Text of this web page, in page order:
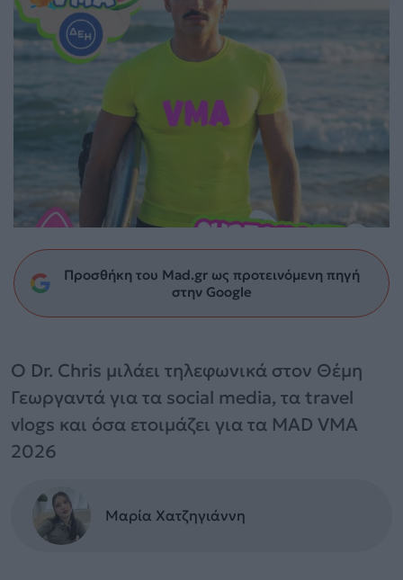
Προσθήκη του Mad.gr ως προτεινόμενη πηγή
στην Google
Ο Dr. Chris μιλάει τηλεφωνικά στον Θέμη
Γεωργαντά για τα social media, τα travel
vlogs και όσα ετοιμάζει για τα MAD VMA
2026
Μαρία Χατζηγιάννη